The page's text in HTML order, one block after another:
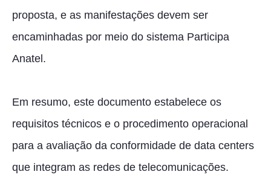
proposta, e as manifestações devem ser
encaminhadas por meio do sistema Participa
Anatel.
Em resumo, este documento estabelece os
requisitos técnicos e o procedimento operacional
para a avaliação da conformidade de data centers
que integram as redes de telecomunicações.